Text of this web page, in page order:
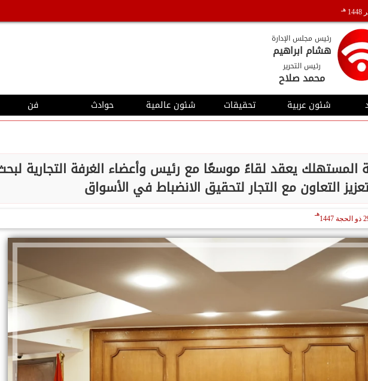
هـ
رئيس مجلس الإدارة
هشام ابراهيم
رئيس التحرير
محمد صلاح
شئون عربية تحقيقات شئون عالمية حوادث فن
المستهلك يعقد لقاءً موسعًا مع رئيس وأعضاء الغرفة التجارية
التعاون مع التجار لتحقيق الانضباط في الأسواق
1447
هـ